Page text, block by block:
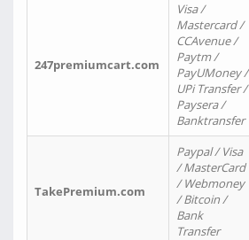
247premiumcart.com
Visa /
Mastercard /
CCAvenue /
Paytm /
PayUMoney /
UPi Transfer /
Paysera /
Banktransfer
TakePremium.com
Paypal / Visa
/ MasterCard
/ Webmoney
/ Bitcoin /
Bank
Transfer